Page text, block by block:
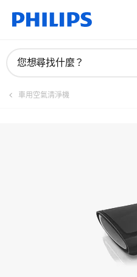
您想尋找什麼？
車用空氣清淨機
註冊產品